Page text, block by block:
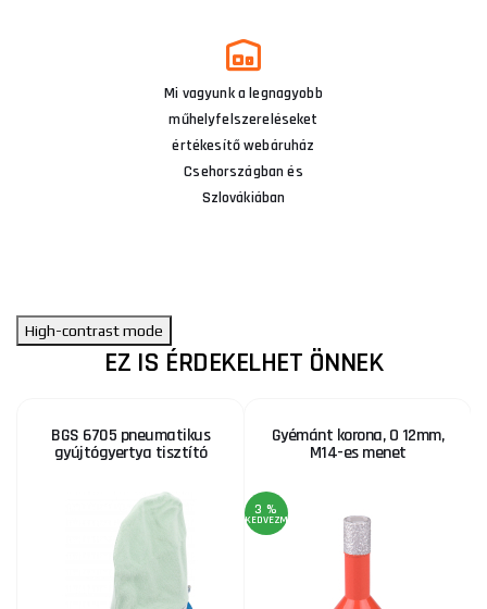
Mi vagyunk a legnagyobb
műhelyfelszereléseket
értékesítő webáruház
Csehországban és
Szlovákiában
High-contrast mode
EZ IS ÉRDEKELHET ÖNNEK
BGS 6705 pneumatikus
gyújtógyertya tisztító
Gyémánt korona, O 12mm,
M14-es menet
3 %
KEDVEZMÉNY